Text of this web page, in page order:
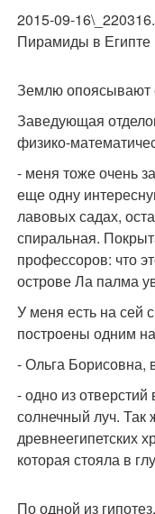
2015-09-16\_220316.
Пирамиды в Египте
Землю опоясывают
Заведующая
физико-
- меня тоже очень
еще одну
лавовых садах,
спиральная.
профессоров: что
острове Ла палма
У меня есть на сей
построены одним
- Ольга
- одно из
солнечный луч.
древнеегипетских
которая стояла в
По одной из